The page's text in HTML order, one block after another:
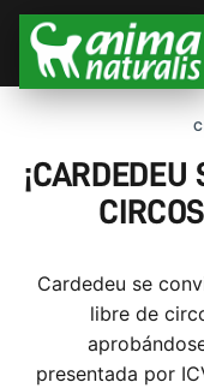
Cardedeu se
libre de
presentada por